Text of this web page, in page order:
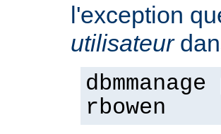
l'exception
utilisateur
rbowen